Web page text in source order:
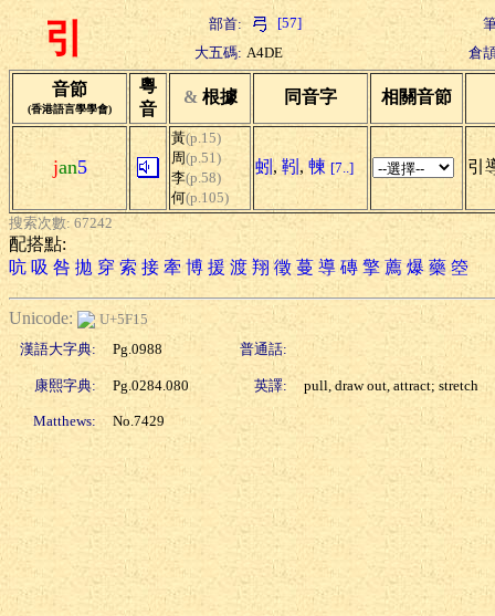
引 部首: [57]
大五碼: A4DE 倉
音節
(香港語言學學會)
粵
音
& 根據 同音字 相關音節
jan5
黃(p.15)
周(p.51)
李(p.58)
何(p.105)
蚓 , 靷 , 朄 [7..] 引
搜索次數: 67242
配搭點:
吭 吸 咎 拋 穿 索 接 牽 博 援 渡 翔 徵 蔓 導 磚 擎 薦 爆 藥 箜
Unicode:
U+5F15
漢語大字典:
Pg.0988 普通話:
康熙字典: Pg.0284.080 英譯: pull, draw out, attract; stretch
Matthews: No.7429